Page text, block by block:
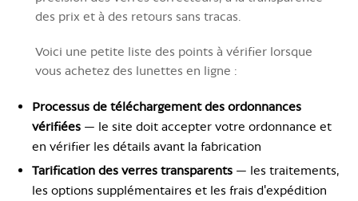
des prix et à des retours sans tracas.
Voici une petite liste des points à vérifier lorsque
vous achetez des lunettes en ligne :
Processus de téléchargement des ordonnances
vérifiées — le site doit accepter votre ordonnance et
en vérifier les détails avant la fabrication
Tarification des verres transparents — les traitements,
les options supplémentaires et les frais d'expédition